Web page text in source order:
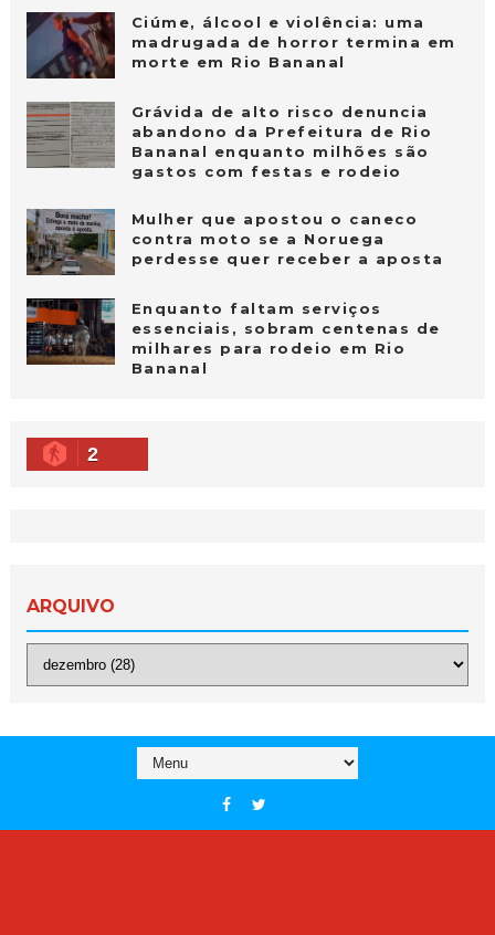
Ciúme, álcool e violência: uma
madrugada de horror termina em
morte em Rio Bananal
Grávida de alto risco denuncia
abandono da Prefeitura de Rio
Bananal enquanto milhões são
gastos com festas e rodeio
Mulher que apostou o caneco
contra moto se a Noruega
perdesse quer receber a aposta
Enquanto faltam serviços
essenciais, sobram centenas de
milhares para rodeio em Rio
Bananal
2
ARQUIVO